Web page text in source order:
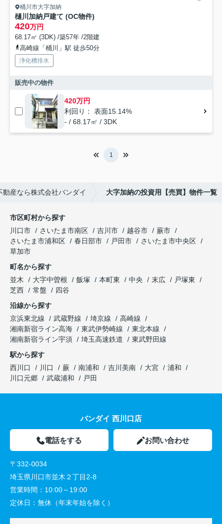
桶川市大字加納
樋川加納戸建て (OC物件)
420万円
68.17㎡ (3DK) /築57年 /2階建
高崎線「桶川」駅 徒歩50分
浄化槽排水
販売中の物件
420万円
利回り： 表面15.14%
- / 68.17㎡ / 3DK
1
動産なら株式会社バンダイ 大字加納の投資用【売買】物件一覧
市区町村から探す
川口市
さいたま市南区 吉川市 越谷市
蕨市
さいたま市浦和区
春日部市 戸田市
さいたま市中央区
草加市
町名から探す
並木
大字中曽根 飯塚 本町東 中央 末広
戸塚東
芝西
常盤
四谷
沿線から探す
京浜東北線
武蔵野線 埼京線
高崎線
湘南新宿ライン高海
東武伊勢崎線
東北本線
湘南新宿ライン宇須
埼玉高速鉄道
東武野田線
駅から探す
西川口
川口 蕨 南浦和 吉川美南 大宮
浦和
川口元郷
武蔵浦和 戸田
バンダイ 西川口店
電話をする お問い合わせ
〒332-0034
埼玉県川口市並木２丁目2-8
営業時間： 10:00～19:00
定休日： 無休（年末年始を除く）